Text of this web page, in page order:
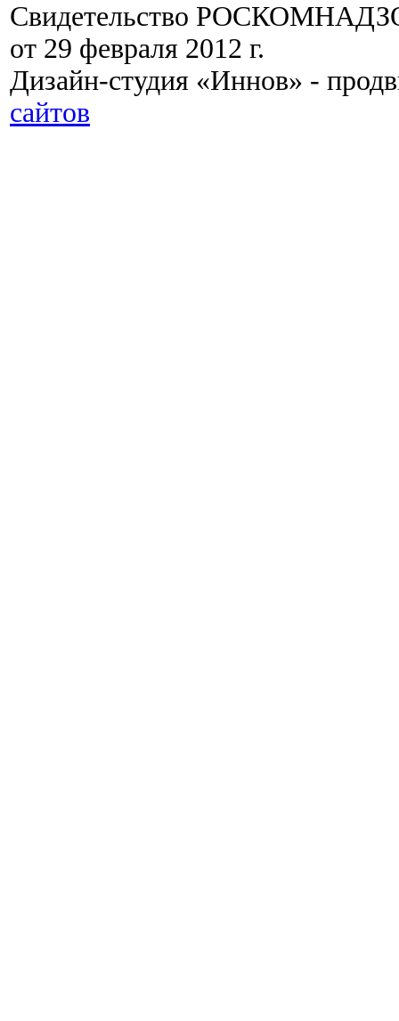
Свидетельство
от 29 февраля 2012 г.
Дизайн-студия «Иннов» -
сайтов